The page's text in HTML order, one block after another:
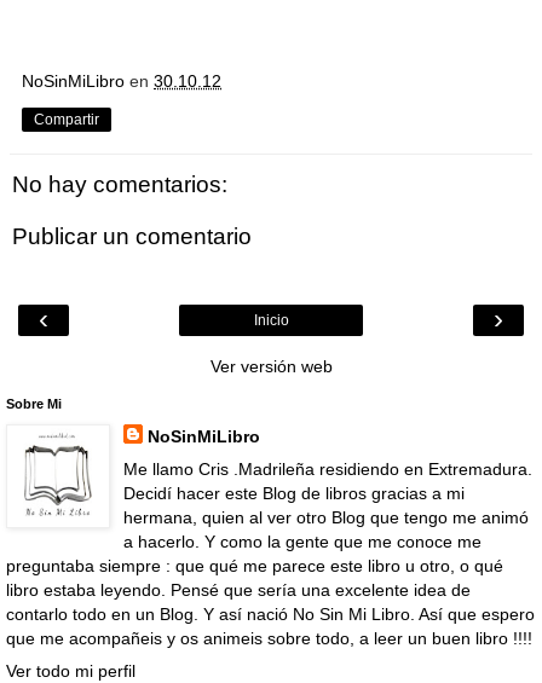
NoSinMiLibro en 30.10.12
Compartir
No hay comentarios:
Publicar un comentario
‹ ›
Inicio
Ver versión web
Sobre Mi
NoSinMiLibro
Me llamo Cris .Madrileña residiendo en Extremadura.
Decidí hacer este Blog de libros gracias a mi
hermana, quien al ver otro Blog que tengo me animó
a hacerlo. Y como la gente que me conoce me
preguntaba siempre : que qué me parece este libro u otro, o qué
libro estaba leyendo. Pensé que sería una excelente idea de
contarlo todo en un Blog. Y así nació No Sin Mi Libro. Así que espero
que me acompañeis y os animeis sobre todo, a leer un buen libro !!!!
Ver todo mi perfil